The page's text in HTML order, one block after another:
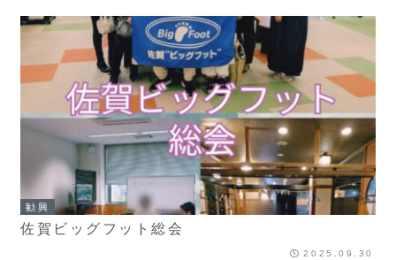
勧興
佐賀ビッグフット総会
2025.09.30